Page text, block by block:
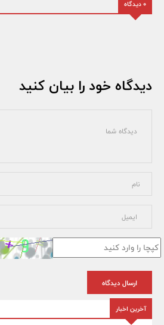
0 دیدگاه
دیدگاه خود را بیان کنید
ارسال دیدگاه
آخرین اخبار